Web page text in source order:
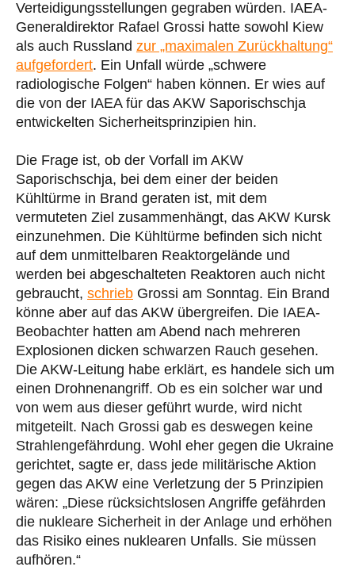
Verteidigungsstellungen gegraben würden. IAEA-
Generaldirektor Rafael Grossi hatte sowohl Kiew
als auch Russland zur „maximalen Zurückhaltung“
aufgefordert. Ein Unfall würde „schwere
radiologische Folgen“ haben können. Er wies auf
die von der IAEA für das AKW Saporischschja
entwickelten Sicherheitsprinzipien hin.
Die Frage ist, ob der Vorfall im AKW
Saporischschja, bei dem einer der beiden
Kühltürme in Brand geraten ist, mit dem
vermuteten Ziel zusammenhängt, das AKW Kursk
einzunehmen. Die Kühltürme befinden sich nicht
auf dem unmittelbaren Reaktorgelände und
werden bei abgeschalteten Reaktoren auch nicht
gebraucht, schrieb Grossi am Sonntag. Ein Brand
könne aber auf das AKW übergreifen. Die IAEA-
Beobachter hatten am Abend nach mehreren
Explosionen dicken schwarzen Rauch gesehen.
Die AKW-Leitung habe erklärt, es handele sich um
einen Drohnenangriff. Ob es ein solcher war und
von wem aus dieser geführt wurde, wird nicht
mitgeteilt. Nach Grossi gab es deswegen keine
Strahlengefährdung. Wohl eher gegen die Ukraine
gerichtet, sagte er, dass jede militärische Aktion
gegen das AKW eine Verletzung der 5 Prinzipien
wären: „Diese rücksichtslosen Angriffe gefährden
die nukleare Sicherheit in der Anlage und erhöhen
das Risiko eines nuklearen Unfalls. Sie müssen
aufhören.“